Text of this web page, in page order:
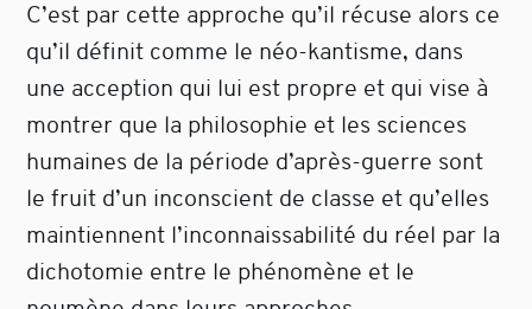
C’est par cette approche qu’il récuse alors ce
qu’il définit comme le néo-kantisme, dans
une acception qui lui est propre et qui vise à
montrer que la philosophie et les sciences
humaines de la période d’après-guerre sont
le fruit d’un inconscient de classe et qu’elles
maintiennent l’inconnaissabilité du réel par la
dichotomie entre le phénomène et le